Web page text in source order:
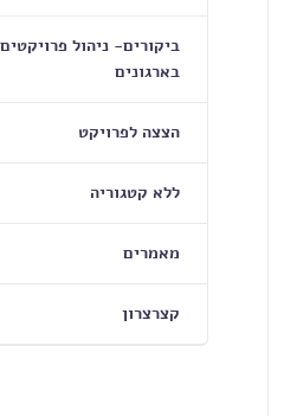
ביקורים- ניהול פרויקטים
בארגונים
הצצה לפרויקט
ללא קטגוריה
מאמרים
קצרצרון